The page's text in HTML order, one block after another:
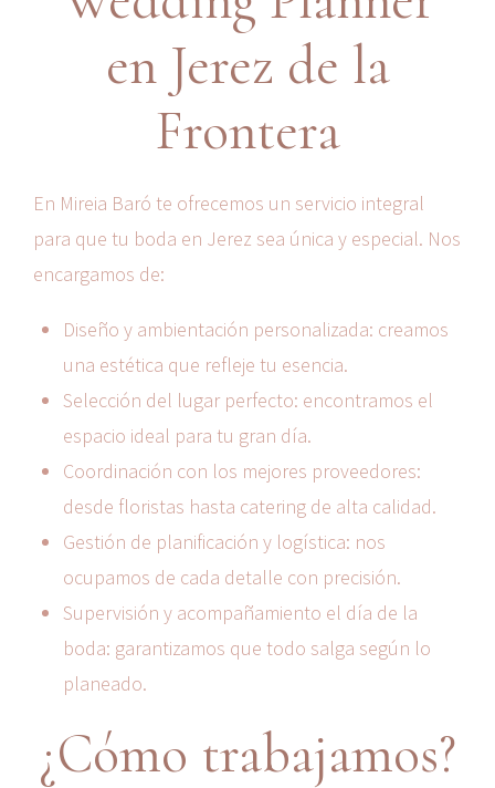
en Jerez de la
Frontera
En Mireia Baró te ofrecemos un servicio integral
para que tu boda en Jerez sea única y especial. Nos
encargamos de:
Diseño y ambientación personalizada: creamos
una estética que refleje tu esencia.
Selección del lugar perfecto: encontramos el
espacio ideal para tu gran día.
Coordinación con los mejores proveedores:
desde floristas hasta catering de alta calidad.
Gestión de planificación y logística: nos
ocupamos de cada detalle con precisión.
Supervisión y acompañamiento el día de la
boda: garantizamos que todo salga según lo
planeado.
¿Cómo trabajamos?